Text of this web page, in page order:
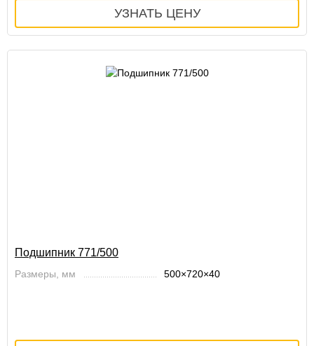
Подшипник 771/500
Размеры, мм 500×720×40